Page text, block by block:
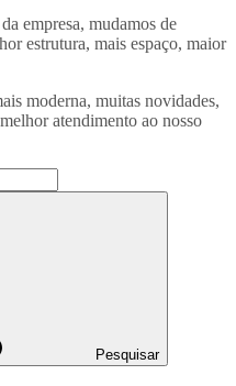
empresa, mudamos de
estrutura, mais espaço, maior
moderna, muitas novidades,
atendimento ao nosso
Pesquisar